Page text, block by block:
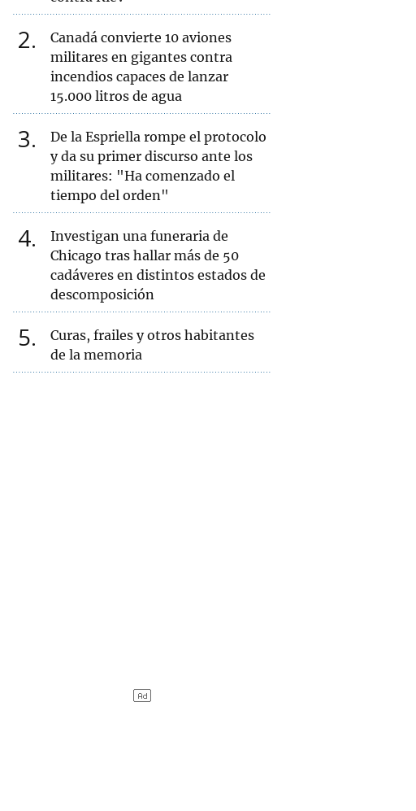
2
Canadá convierte 10 aviones
militares en gigantes contra
incendios capaces de lanzar
15.000 litros de agua
3
De la Espriella rompe el protocolo
y da su primer discurso ante los
militares: "Ha comenzado el
tiempo del orden"
4
Investigan una funeraria de
Chicago tras hallar más de 50
cadáveres en distintos estados de
descomposición
5
Curas, frailes y otros habitantes
de la memoria